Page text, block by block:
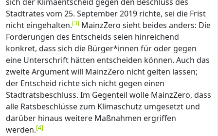
Stadtrates vom 25. September 2019 richte, sei die Frist
nicht eingehalten.[3] MainzZero sieht beides anders: Die
Forderungen des Entscheids seien hinreichend
konkret, dass sich die Bürger*innen für oder gegen
eine Unterschrift hätten entscheiden können. Auch das
zweite Argument will MainzZero nicht gelten lassen;
der Entscheid richte sich nicht gegen einen
Stadtratsbeschluss. Im Gegenteil wolle MainzZero, dass
alle Ratsbeschlüsse zum Klimaschutz umgesetzt und
darüber hinaus weitere Maßnahmen ergriffen
werden.[4]